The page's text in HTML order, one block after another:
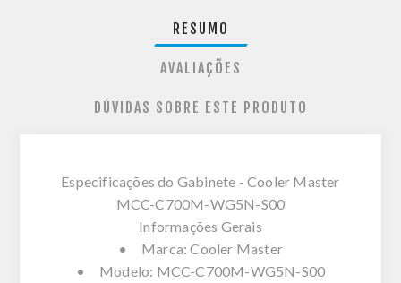
RESUMO
AVALIAÇÕES
DÚVIDAS SOBRE ESTE PRODUTO
Especificações do Gabinete - Cooler Master
MCC-C700M-WG5N-S00
Informações Gerais
• Marca: Cooler Master
• Modelo: MCC-C700M-WG5N-S00